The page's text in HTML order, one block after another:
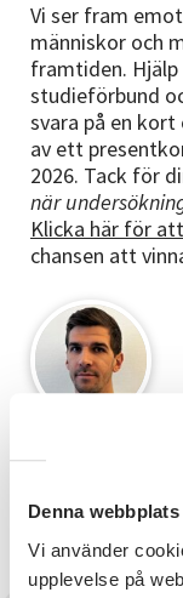
Denna
Vi använder
upplevelse på
Lyssna
Vi ser fram
människor och
framtiden.
studieförbund
svara på en
av ett
2026. Tack för
när
Klicka här för
chansen att
Viktor Ylenfors